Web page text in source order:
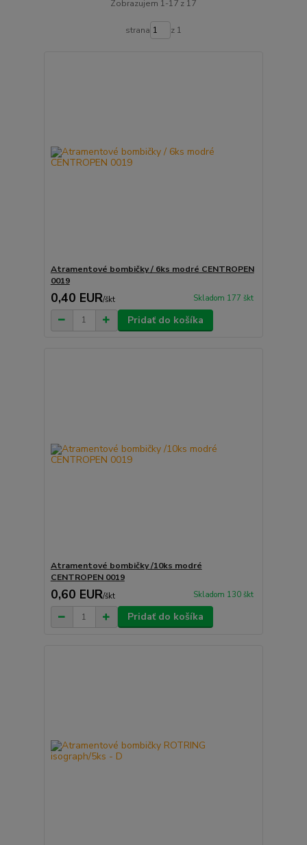
Zobrazujem 1-17 z 17
strana z 1
Atramentové bombičky / 6ks modré CENTROPEN
0019
0,40 EUR/škt Skladom 177 škt
Pridať do košíka
Atramentové bombičky /10ks modré
CENTROPEN 0019
0,60 EUR/škt Skladom 130 škt
Pridať do košíka